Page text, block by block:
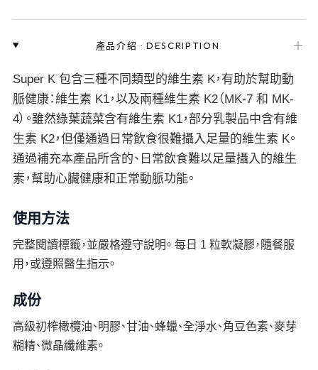
產品介紹 ·DESCRIPTION ＋
Super K 包含三種不同類型的維生素 K，有助於幫助動
脈健康：維生素 K1，以及兩種維生素 K2（MK-7 和 MK-
4）。雖然綠葉蔬菜含有維生素 K1，部分乳製品中含有維
生素 K2，但僅通過日常飲食很難攝入足量的維生素 K。
通過補充本產品所含的、日常飲食難以足量攝入的維生
素，幫助心臟健康和正常動脈功能。
使用方法
完整閱讀標籤，並嚴格遵守說明。 每日 1 粒軟凝膠，隨餐服
用，或遵照醫生指示。
成份
高級初榨橄欖油、明膠、甘油、蜂蠟、全淨水、角豆色素、麥芽
糊精、微晶纖維素。